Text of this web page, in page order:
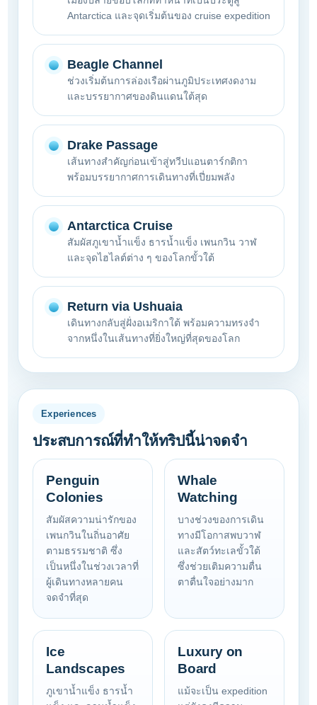
Antarctica และจุดเริ่มต้นของ cruise expedition
Beagle Channel
ช่วงเริ่มต้นการล่องเรือผ่านภูมิประเทศงดงาม
และบรรยากาศของดินแดนใต้สุด
Drake Passage
เส้นทางสำคัญก่อนเข้าสู่ทวีปแอนตาร์กติกา
พร้อมบรรยากาศการเดินทางที่เปี่ยมพลัง
Antarctica Cruise
สัมผัสภูเขาน้ำแข็ง ธารน้ำแข็ง เพนกวิน วาฬ
และจุดไฮไลต์ต่าง ๆ ของโลกขั้วใต้
Return via Ushuaia
เดินทางกลับสู่ฝั่งอเมริกาใต้ พร้อมความทรงจำ
จากหนึ่งในเส้นทางที่ยิ่งใหญ่ที่สุดของโลก
Experiences
ประสบการณ์ที่ทำให้ทริปนี้น่าจดจำ
Penguin
Colonies
สัมผัสความน่ารักของ
เพนกวินในถิ่นอาศัย
ตามธรรมชาติ ซึ่ง
เป็นหนึ่งในช่วงเวลาที่
ผู้เดินทางหลายคน
จดจำที่สุด
Whale
Watching
บางช่วงของการเดิน
ทางมีโอกาสพบวาฬ
และสัตว์ทะเลขั้วใต้
ซึ่งช่วยเติมความตื่น
ตาตื่นใจอย่างมาก
Ice
Landscapes
ภูเขาน้ำแข็ง ธารน้ำ
Luxury on
Board
แม้จะเป็น expedition